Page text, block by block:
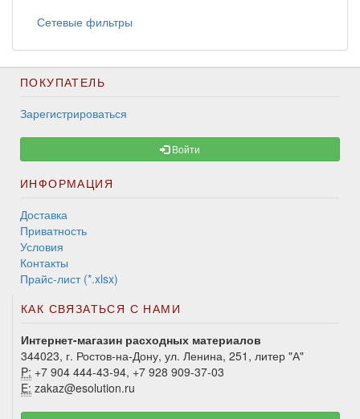
Сетевые фильтры
ПОКУПАТЕЛЬ
Зарегистрироваться
Войти
ИНФОРМАЦИЯ
Доставка
Приватность
Условия
Контакты
Прайс-лист (*.xlsx)
КАК СВЯЗАТЬСЯ С НАМИ
Интернет-магазин расходных материалов
344023, г. Ростов-на-Дону, ул. Ленина, 251, литер "А"
P: +7 904 444-43-94, +7 928 909-37-03
E: zakaz@esolution.ru